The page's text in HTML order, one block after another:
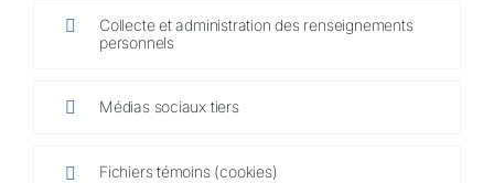
Collecte et administration des renseignements
personnels
Médias sociaux tiers
Fichiers témoins (cookies)